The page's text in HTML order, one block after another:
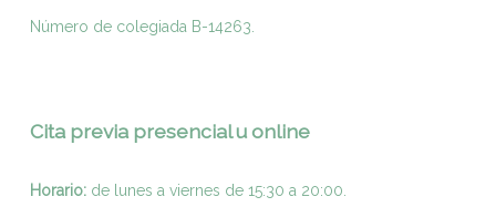
Número de colegiada B-14263.
Cita previa presencial u online
Horario:de lunes a viernes de 15:30 a 20:00.